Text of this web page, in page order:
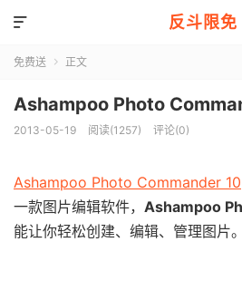
反斗限免

免费送  正文
Ashampoo Photo
2013-05-19 阅读(1257) 评论(0)
Ashampoo Photo Commander 10
一款图片编辑软件， Ashampoo
能让你轻松创建、编辑、管理图片。